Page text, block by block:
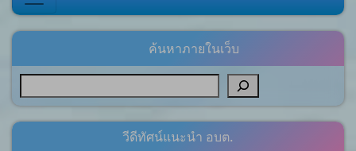
ค้นหาภายในเว็บ
วีดีทัศน์แนะนำ อบต.